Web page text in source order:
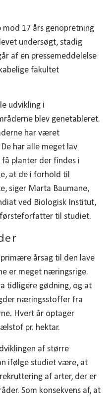
mod 17 års genopretning
undersøgt, stadig
af en pressemeddelelse
fakultet
udvikling i
blev genetableret.
har været
har alle meget lav
planter der findes i
at de i forhold til
siger Marta Baumane,
ved Biologisk Institut,
førsteforfatter til studiet.
årsag til den lave
er meget næringsrige.
tidligere gødning, og at
næringsstoffer fra
Hvert år optager
pr. hektar.
af større
ifølge studiet være, at
af arter, der er
Som konsekvens af, at